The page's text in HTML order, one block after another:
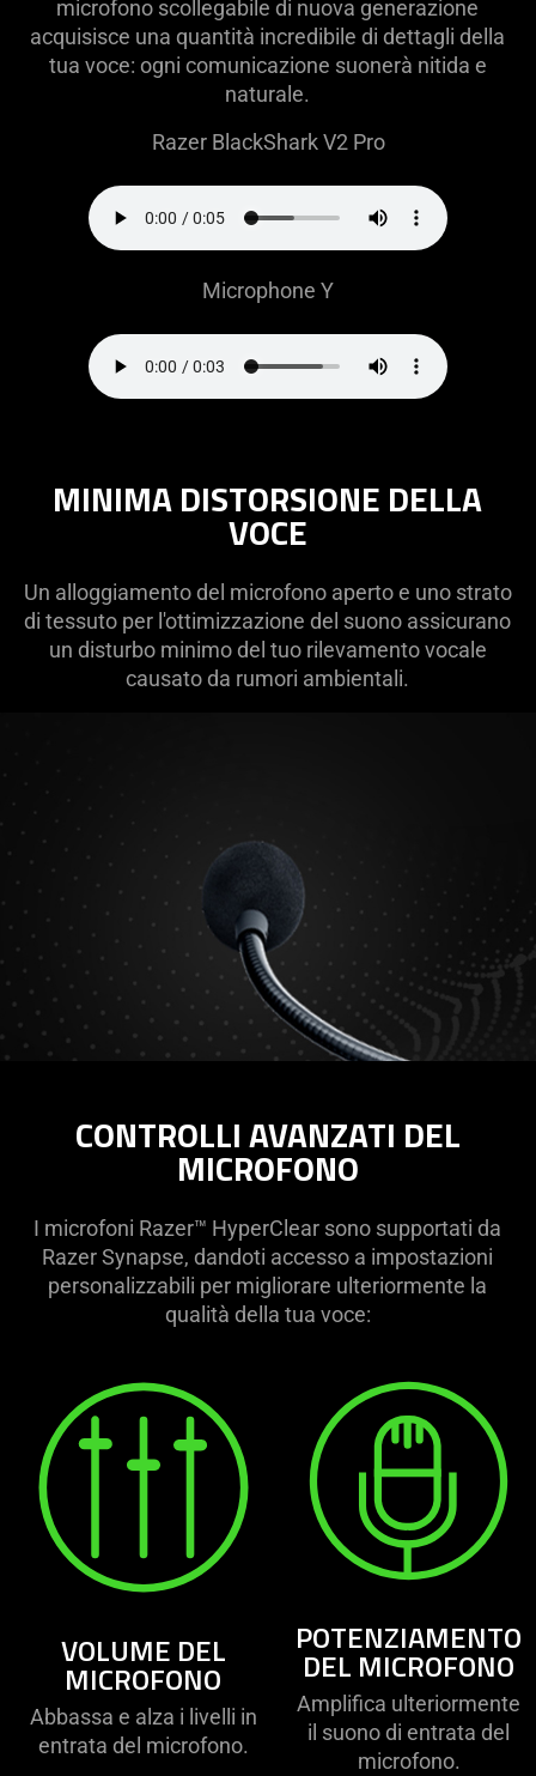
microfono scollegabile di nuova generazione
acquisisce una quantità incredibile di dettagli della
tua voce: ogni comunicazione suonerà nitida e
naturale.
Razer BlackShark V2 Pro
Microphone Y
MINIMA DISTORSIONE DELLA
VOCE
Un alloggiamento del microfono aperto e uno strato
di tessuto per l'ottimizzazione del suono assicurano
un disturbo minimo del tuo rilevamento vocale
causato da rumori ambientali.
CONTROLLI AVANZATI DEL
MICROFONO
I microfoni Razer™ HyperClear sono supportati da
Razer Synapse, dandoti accesso a impostazioni
personalizzabili per migliorare ulteriormente la
qualità della tua voce:
VOLUME DEL
MICROFONO
Abbassa e alza i livelli in
entrata del microfono.
POTENZIAMENTO
DEL MICROFONO
Amplifica ulteriormente
il suono di entrata del
microfono.